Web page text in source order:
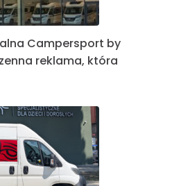
Campersport by
reklama, która